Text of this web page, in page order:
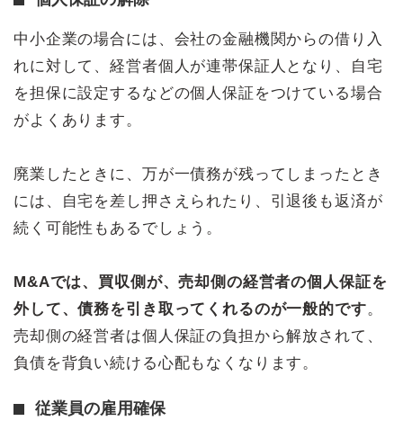
中小企業の場合には、会社の金融機関からの借り入
れに対して、経営者個人が連帯保証人となり、自宅
を担保に設定するなどの個人保証をつけている場合
がよくあります。
廃業したときに、万が一債務が残ってしまったとき
には、自宅を差し押さえられたり、引退後も返済が
続く可能性もあるでしょう。
M&Aでは、買収側が、売却側の経営者の個人保証を
外して、債務を引き取ってくれるのが一般的です。
売却側の経営者は個人保証の負担から解放されて、
負債を背負い続ける心配もなくなります。
従業員の雇用確保